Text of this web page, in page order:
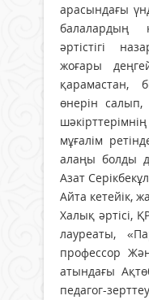
арасындағы
балалардың
әртістігі
жоғары
қарамастан,
өнерін
мұғалім
алаңы болды
Азат
Айта кетейік,
Халық әртісі,
лауреаты,
профессор
атындағы
педагог-